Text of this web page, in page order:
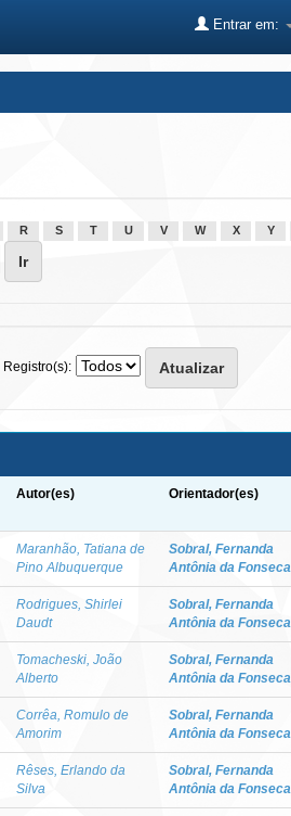
Entrar em:
R S T U V W X Y
Registro(s):
Autor(es) Orientador(es)
Maranhão, Tatiana de
Pino Albuquerque
Sobral, Fernanda
Antônia da Fonseca
Rodrigues, Shirlei
Daudt
Sobral, Fernanda
Antônia da Fonseca
Tomacheski, João
Alberto
Sobral, Fernanda
Antônia da Fonseca
Corrêa, Romulo de
Amorim
Sobral, Fernanda
Antônia da Fonseca
Rêses, Erlando da
Silva
Sobral, Fernanda
Antônia da Fonseca